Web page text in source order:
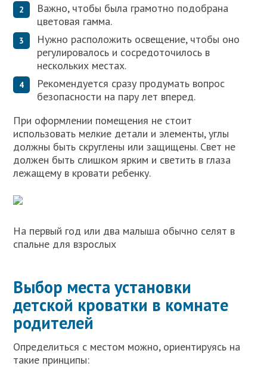
Важно, чтобы была грамотно подобрана
цветовая гамма.
Нужно расположить освещение, чтобы оно
регулировалось и сосредоточилось в
нескольких местах.
Рекомендуется сразу продумать вопрос
безопасности на пару лет вперед.
При оформлении помещения не стоит
использовать мелкие детали и элементы, углы
должны быть скруглены или защищены. Свет не
должен быть слишком ярким и светить в глаза
лежащему в кровати ребенку.
На первый год или два малыша обычно селят в
спальне для взрослых
Выбор места установки
детской кроватки в комнате
родителей
Определиться с местом можно, ориентируясь на
такие принципы: